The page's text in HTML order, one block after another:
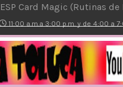
11:00 a.m.a 3:00 p.m. y de 4:00 a
ESP Card Magic (Rutinas de